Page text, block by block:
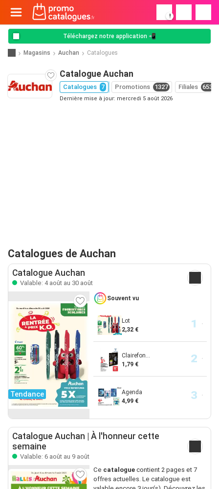
!
Téléchargez notre application 📲
Magasins Auchan Catalogues
Catalogue Auchan
Catalogues 7 Promotions 1327 Filiales 653
Dernière mise à jour: mercredi 5 août 2026
Catalogues de Auchan
Catalogue Auchan
Valable: 4 août au 30 août
Tendance
Souvent vu
Lot
2,32 €
Clairefon...
1,79 €
Agenda
4,99 €
Catalogue Auchan | À l'honneur cette
semaine
Valable: 6 août au 9 août
Ce cataloguecontient 2 pages et 7
offres actuelles. Le catalogue est